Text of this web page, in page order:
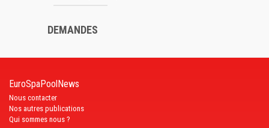
DEMANDES
EuroSpaPoolNews
Nous contacter
Nos autres publications
Qui sommes nous ?